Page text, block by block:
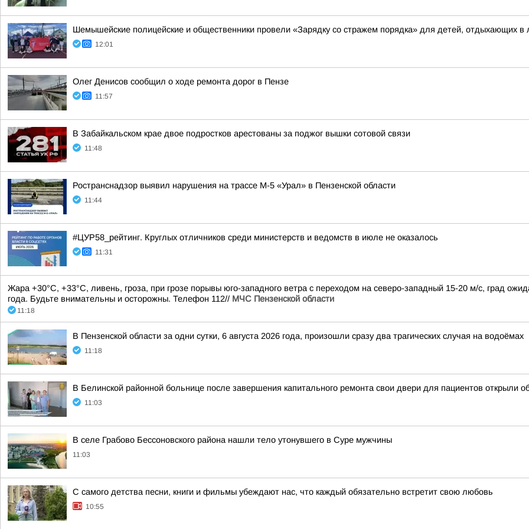
Шемышейские полицейские и общественники провели «Зарядку со стражем порядка» для детей, отдыхающих в
12:01
Олег Денисов сообщил о ходе ремонта дорог в Пензе
11:57
В Забайкальском крае двое подростков арестованы за поджог вышки сотовой связи
11:48
Ространснадзор выявил нарушения на трассе М-5 «Урал» в Пензенской области
11:44
#ЦУР58_рейтинг. Круглых отличников среди министерств и ведомств в июле не оказалось
11:31
Жара +30°С, +33°С, ливень, гроза, при грозе порывы юго-западного ветра с переходом на северо-западный 15-20 м/с, град
года. Будьте внимательны и осторожны. Телефон 112// МЧС Пензенской области
11:18
В Пензенской области за одни сутки, 6 августа 2026 года, произошли сразу два трагических случая на водоёмах
11:18
В Белинской районной больнице после завершения капитального ремонта свои двери для пациентов открыли
11:03
В селе Грабово Бессоновского района нашли тело утонувшего в Суре мужчины
11:03
С самого детства песни, книги и фильмы убеждают нас, что каждый обязательно встретит свою любовь
10:55